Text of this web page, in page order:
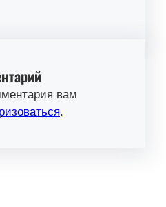
вам
.